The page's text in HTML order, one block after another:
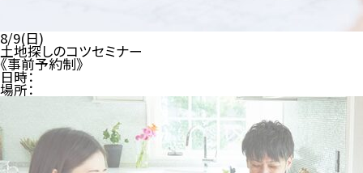
8/9(日)
土地探しのコツセミナー
《事前予約制》
日時：
場所：